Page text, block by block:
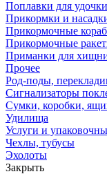
Поплавки для
Прикормки и
Прикормочные
Прикормочные
Приманки для
Прочее
Род-поды,
Сигнализаторы
Сумки, коробки,
Удилища
Услуги и
Чехлы, тубусы
Эхолоты
Закрыть